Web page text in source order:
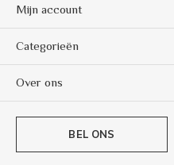
Mijn account
Categorieën
Over ons
BEL ONS